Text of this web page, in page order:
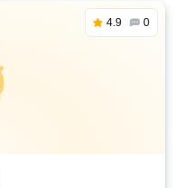
4.9 0